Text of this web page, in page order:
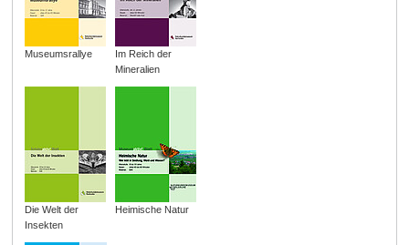
Museumsrallye
Im Reich der
Mineralien
Die Welt der
Insekten
Heimische Natur